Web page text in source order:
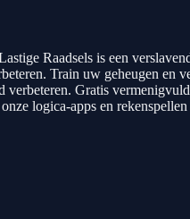
Raadsels is een
Train uw geheugen en
verbeteren. Gratis
logica-apps en